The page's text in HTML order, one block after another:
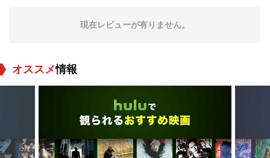
現在レビューが有りません。
オススメ情報